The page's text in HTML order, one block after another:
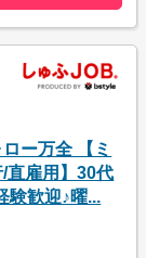
ー万全 【ミ
直雇用】30代
験歓迎♪曜...